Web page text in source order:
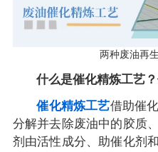
两种废油再
什么是催化精炼工艺
催化精炼工艺借助催
分解并去除废油中的胶质
剂由活性成分、助催化剂